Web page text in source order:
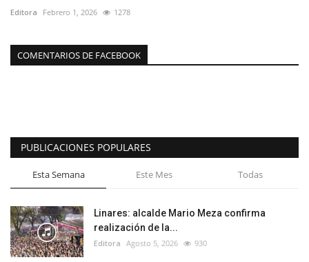
Editora Febrero 1, 2026 1278
COMENTARIOS DE FACEBOOK
PUBLICACIONES POPULARES
Esta Semana Este Mes Todas
Linares: alcalde Mario Meza confirma
realización de la...
Editora Agosto 5, 2026 930